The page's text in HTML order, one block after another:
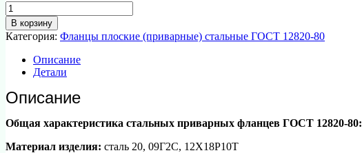
Количество
товара
Фланец
плоский
(приварной)
стальной
ГОСТ
12820-
80
d
350
мм
В корзину
Категория: Фланцы плоские (приварные) стальные ГОСТ 12820-80
Описание
Детали
Описание
Общая характеристика стальных приварных фланцев ГОСТ 12820-80:
Материал изделия: сталь 20, 09Г2С, 12Х18Р10Т